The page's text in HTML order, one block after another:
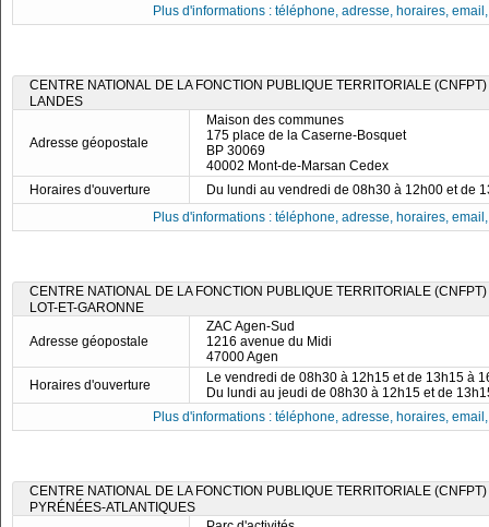
Plus d'informations : téléphone, adresse, horaires,
CENTRE NATIONAL DE LA FONCTION PUBLIQUE TERRITORIALE
LANDES
Adresse géopostale
Maison des communes
175 place de la Caserne-Bosquet
BP 30069
40002 Mont-de-Marsan Cedex
Horaires d'ouverture
Du lundi au vendredi de 08h30 à 12h00 et de
Plus d'informations : téléphone, adresse, horaires,
CENTRE NATIONAL DE LA FONCTION PUBLIQUE TERRITORIALE
LOT-ET-GARONNE
Adresse géopostale
ZAC Agen-Sud
1216 avenue du Midi
47000 Agen
Horaires d'ouverture
Le vendredi de 08h30 à 12h15 et de 13h15 à
Du lundi au jeudi de 08h30 à 12h15 et de
Plus d'informations : téléphone, adresse, horaires,
CENTRE NATIONAL DE LA FONCTION PUBLIQUE TERRITORIALE
PYRÉNÉES-ATLANTIQUES